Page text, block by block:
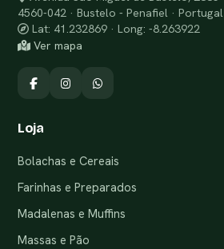
4560-042 · Bustelo - Penafiel · Portugal
Lat: 41.232869 · Long: -8.263922
Ver mapa
Loja
Bolachas e Cereais
Farinhas e Preparados
Madalenas e Muffins
Massas e Pão